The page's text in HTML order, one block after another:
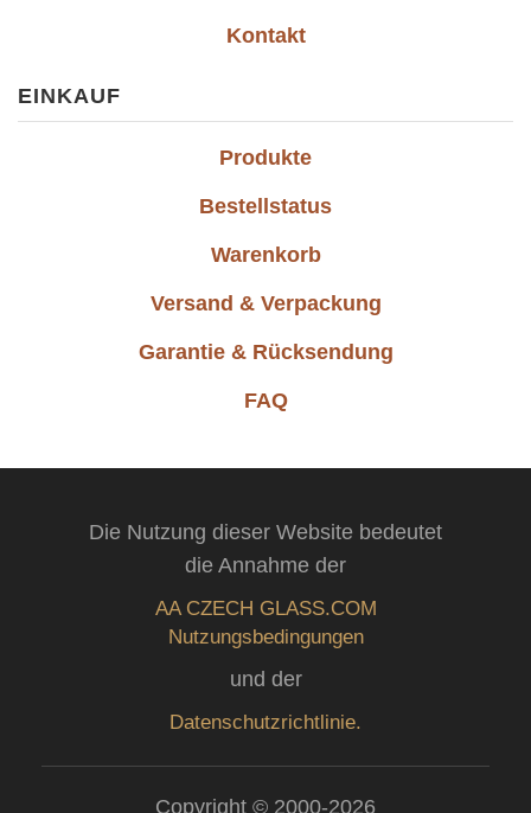
Kontakt
EINKAUF
Produkte
Bestellstatus
Warenkorb
Versand & Verpackung
Garantie & Rücksendung
FAQ
Die Nutzung dieser Website bedeutet
die Annahme der
AA CZECH GLASS.COM
Nutzungsbedingungen
und der
Datenschutzrichtlinie.
Copyright © 2000-2026